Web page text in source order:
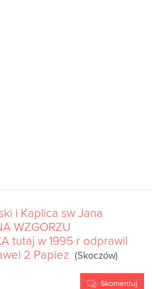
i Kaplica sw Jana
WZGORZU
tutaj w 1995 r odprawil
2 Papiez (Skoczów)
Skomentuj